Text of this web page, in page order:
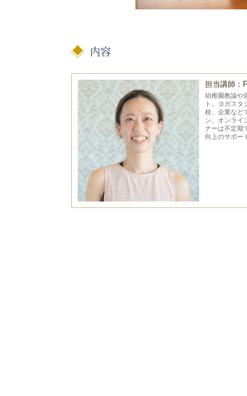
担当講師：
幼稚園教諭や
ト。ヨガス
校、企業など
ン、オンライ
ナーは不定期
向上のサポー